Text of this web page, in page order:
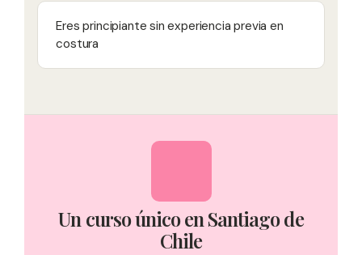
Eres principiante sin experiencia previa en
costura
Un curso único en Santiago de
Chile